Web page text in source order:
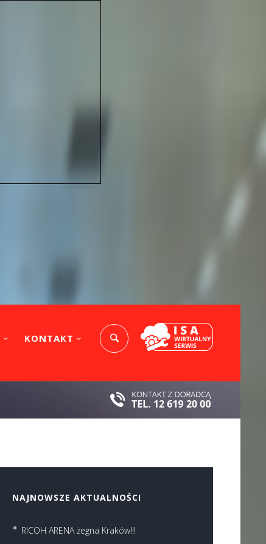
KONTAKT
NAJNOWSZE AKTUALNOŚCI
RICOH ARENA żegna Kraków!!!